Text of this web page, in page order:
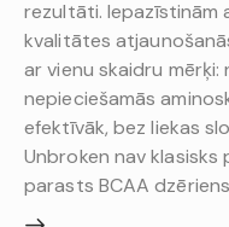
rezultāti. Iepazīstinām
kvalitātes
ar vienu skaidru
nepieciešamās
efektīvāk, bez liekas
Unbroken nav
parasts BCAA